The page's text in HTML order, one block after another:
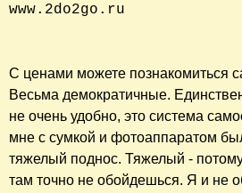
www.2do2go.ru
С ценами можете познакомиться
Весьма демократичные.
не очень удобно, это система
мне с сумкой и фотоаппаратом
тяжелый поднос. Тяжелый -
там точно не обойдешься. Я и не